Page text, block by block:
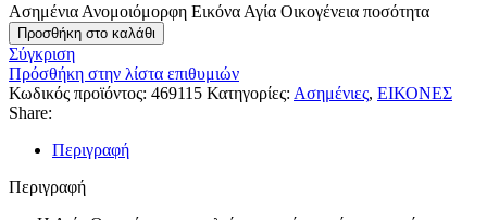
Ασημένια Ανομοιόμορφη Εικόνα Αγία Οικογένεια ποσότητα
Προσθήκη στο καλάθι
Σύγκριση
Πρόσθήκη στην λίστα επιθυμιών
Κωδικός προϊόντος: 469115 Κατηγορίες: Ασημένιες, ΕΙΚΟΝΕΣ
Share:
Περιγραφή
Περιγραφή